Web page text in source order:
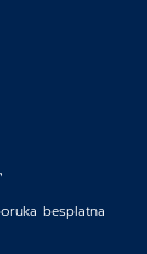
besplatna